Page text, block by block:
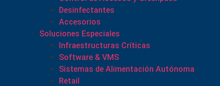
Desinfectantes
Accesorios
Soluciones Especiales
Infraestructuras Críticas
Software & VMS
Sistemas de Alimentación Autónoma
Retail